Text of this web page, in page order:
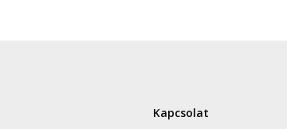
Kapcsolat